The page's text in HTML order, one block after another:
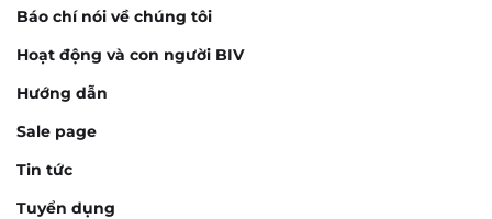
Báo chí nói về chúng tôi
Hoạt động và con người BIV
Hướng dẫn
Sale page
Tin tức
Tuyển dụng